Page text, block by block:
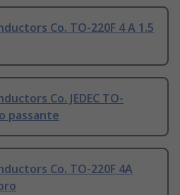
Co. TO-220F 4 A 1.5
Co. JEDEC TO-
passante
Co. TO-220F 4A